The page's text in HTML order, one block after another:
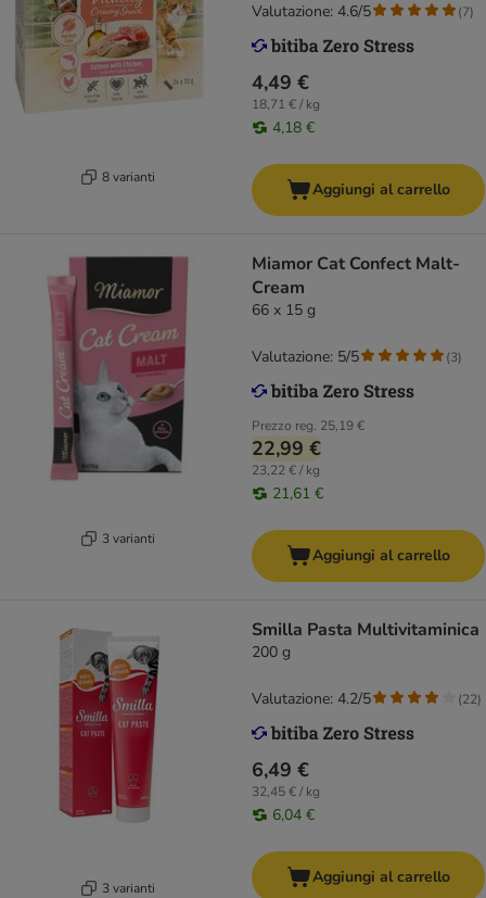
8 varianti
4,49 €
18,71 € / kg
4,18 €
Valutazione: 4.6/5 (7)
Aggiungi al carrello
3 varianti
Miamor Cat Confect Malt-
Cream
66 x 15 g
Prezzo reg. 25,19 €
22,99 €
23,22 € / kg
21,61 €
Valutazione: 5/5 (3)
Aggiungi al carrello
3 varianti
Smilla Pasta Multivitaminica
200 g
6,49 €
32,45 € / kg
6,04 €
Valutazione: 4.2/5 (22)
Aggiungi al carrello